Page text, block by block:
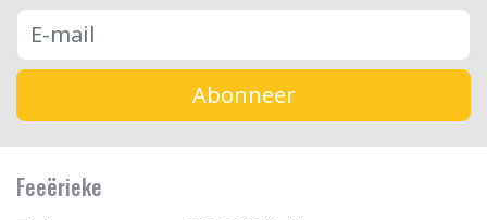
Abonneer
Feeërieke